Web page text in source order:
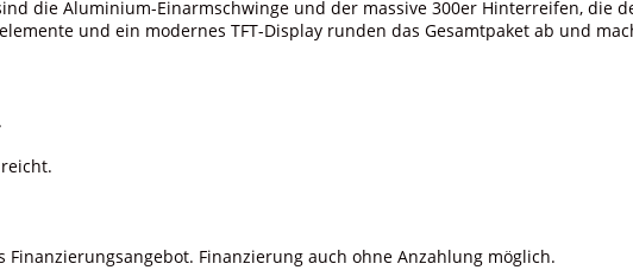
die Aluminium-Einarmschwinge und der massive 300er Hinterreifen, die
und ein modernes TFT-Display runden das Gesamtpaket ab und
Finanzierung auch ohne Anzahlung möglich.